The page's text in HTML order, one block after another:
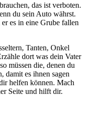
das ist verboten.
du sein Auto währst.
es in eine Grube fallen
Tanten, Onkel
dort was dein Vater
müssen die, denen du
damit es ihnen sagen
helfen können. Mach
Seite und hilft dir.